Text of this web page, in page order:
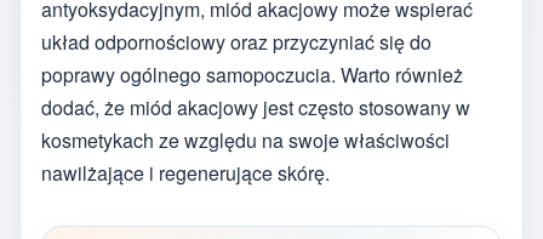
antyoksydacyjnym, miód akacjowy może wspierać
układ odpornościowy oraz przyczyniać się do
poprawy ogólnego samopoczucia. Warto również
dodać, że miód akacjowy jest często stosowany w
kosmetykach ze względu na swoje właściwości
nawilżające i regenerujące skórę.